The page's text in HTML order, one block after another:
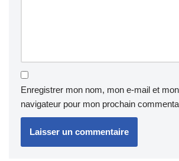
Enregistrer mon nom, mon e-mail et
navigateur pour mon prochain